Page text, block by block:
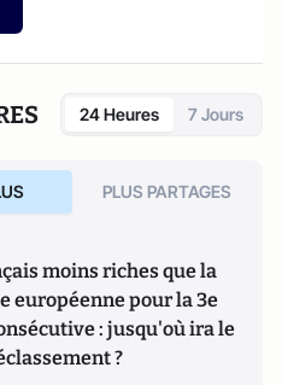
24 Heures 7 Jours
PLUS PARTAGES
moins riches que la
européenne pour la 3e
: jusqu'où ira le
?